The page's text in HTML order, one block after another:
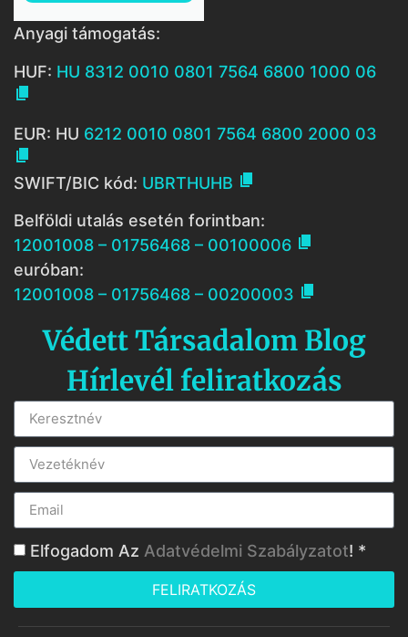
Anyagi támogatás:
HUF: HU 8312 0010 0801 7564 6800 1000 06

EUR: HU 6212 0010 0801 7564 6800 2000 03

SWIFT/BIC kód: UBRTHUHB 
Belföldi utalás esetén forintban:
12001008 – 01756468 – 00100006 
euróban:
12001008 – 01756468 – 00200003 
Védett Társadalom Blog
Hírlevél feliratkozás
Elfogadom Az Adatvédelmi Szabályzatot! *
FELIRATKOZÁS